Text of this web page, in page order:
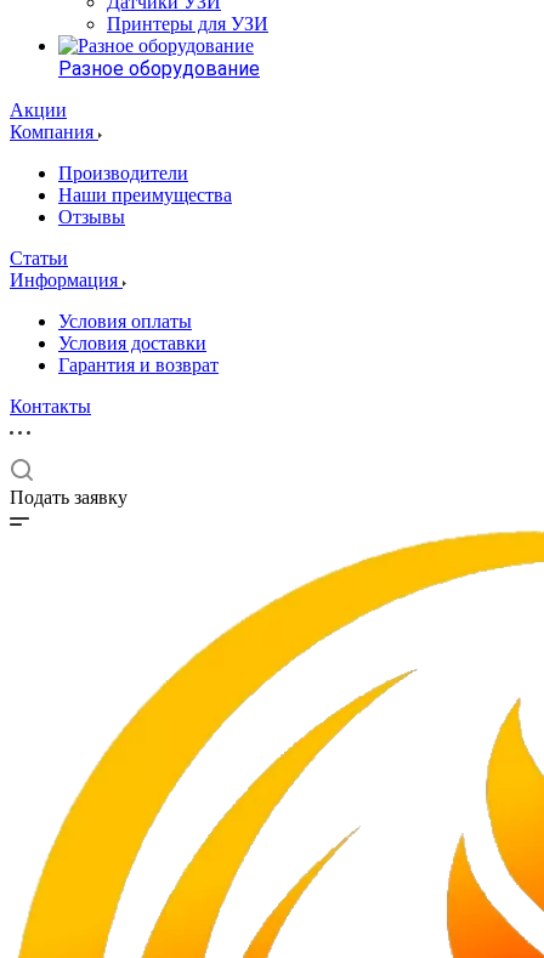
Принтеры для УЗИ
Разное оборудование
Акции
Компания
Производители
Наши преимущества
Отзывы
Статьи
Информация
Условия оплаты
Условия доставки
Гарантия и возврат
Контакты
Подать заявку